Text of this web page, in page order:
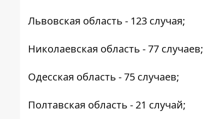
Львовская область - 123 случая;
Николаевская область - 77 случаев;
Одесская область - 75 случаев;
Полтавская область - 21 случай;